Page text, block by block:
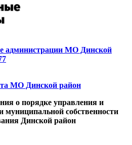
администрации МО Динской
МО Динской район
о порядке управления и
муниципальной собственности
Динской район